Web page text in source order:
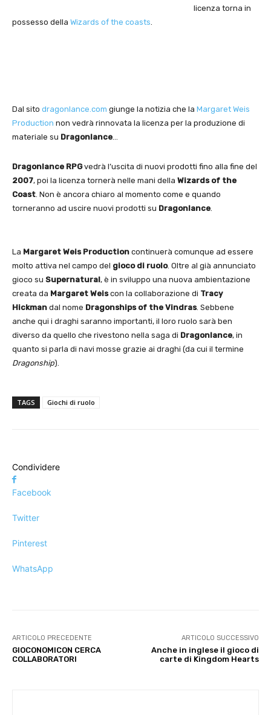
licenza torna in
possesso della Wizards of the coasts.
Dal sito dragonlance.com giunge la notizia che la Margaret Weis
Production non vedrà rinnovata la licenza per la produzione di
materiale su Dragonlance…
Dragonlance RPGvedrà l’uscita di nuovi prodotti fino alla fine del
2007, poi la licenza tornerà nelle mani della Wizards of the
Coast. Non è ancora chiaro al momento come e quando
torneranno ad uscire nuovi prodotti su Dragonlance.
La Margaret Weis Production continuerà comunque ad essere
molto attiva nel campo del gioco di ruolo. Oltre al già annunciato
gioco su Supernatural, è in sviluppo una nuova ambientazione
creata da Margaret Weiscon la collaborazione di Tracy
Hickman dal nome Dragonships of the Vindras. Sebbene
anche qui i draghi saranno importanti, il loro ruolo sarà ben
diverso da quello che rivestono nella saga di Dragonlance, in
quanto si parla di navi mosse grazie ai draghi (da cui il termine
Dragonship).
TAGS Giochi di ruolo
Condividere
Facebook
Twitter
Pinterest
WhatsApp
ARTICOLO PRECEDENTE
GIOCONOMICON CERCA
COLLABORATORI
ARTICOLO SUCCESSIVO
Anche in inglese il gioco di
carte di Kingdom Hearts